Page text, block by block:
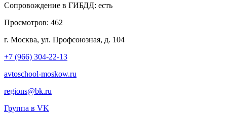
Сопровождение в ГИБДД: есть
Просмотров: 462
г. Москва, ул. Профсоюзная, д. 104
+7 (966) 304-22-13
avtoschool-moskow.ru
regions@bk.ru
Группа в VK